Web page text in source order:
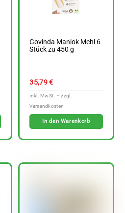
Govinda Maniok Mehl 6
Stück zu 450 g
35,79€
In den Warenkorb